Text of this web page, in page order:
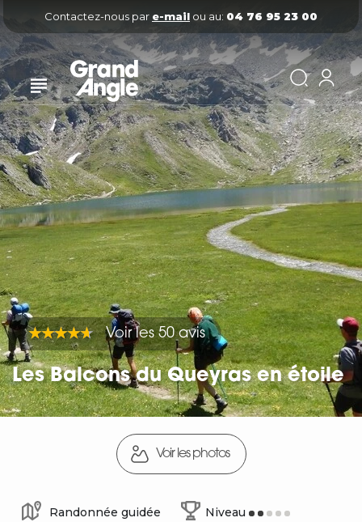
Contactez-nous par e-mail ou au: 04 76 95 23 00
Voir les 50 avis
Les Balcons du Queyras en étoile
Randonnée guidée
Niveau
Voir les photos